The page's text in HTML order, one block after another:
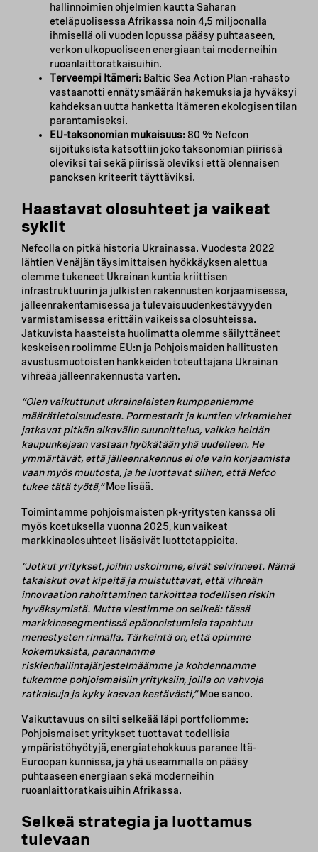
hallinnoimien ohjelmien kautta Saharan
eteläpuolisessa Afrikassa noin 4,5 miljoonalla
ihmisellä oli vuoden lopussa pääsy puhtaaseen,
verkon ulkopuoliseen energiaan tai moderneihin
ruoanlaittoratkaisuihin.
Terveempi Itämeri: Baltic Sea Action Plan -rahasto
vastaanotti ennätysmäärän hakemuksia ja hyväksyi
kahdeksan uutta hanketta Itämeren ekologisen tilan
parantamiseksi.
EU-taksonomian mukaisuus: 80 % Nefcon
sijoituksista katsottiin joko taksonomian piirissä
oleviksi tai sekä piirissä oleviksi että olennaisen
panoksen kriteerit täyttäviksi.
Haastavat olosuhteet ja vaikeat
syklit
Nefcolla on pitkä historia Ukrainassa. Vuodesta 2022
lähtien Venäjän täysimittaisen hyökkäyksen alettua
olemme tukeneet Ukrainan kuntia kriittisen
infrastruktuurin ja julkisten rakennusten korjaamisessa,
jälleenrakentamisessa ja tulevaisuudenkestävyyden
varmistamisessa erittäin vaikeissa olosuhteissa.
Jatkuvista haasteista huolimatta olemme säilyttäneet
keskeisen roolimme EU:n ja Pohjoismaiden hallitusten
avustusmuotoisten hankkeiden toteuttajana Ukrainan
vihreää jälleenrakennusta varten.
“Olen vaikuttunut ukrainalaisten kumppaniemme
määrätietoisuudesta. Pormestarit ja kuntien virkamiehet
jatkavat pitkän aikavälin suunnittelua, vaikka heidän
kaupunkejaan vastaan hyökätään yhä uudelleen. He
ymmärtävät, että jälleenrakennus ei ole vain korjaamista
vaan myös muutosta, ja he luottavat siihen, että Nefco
tukee tätä työtä,”Moe lisää.
Toimintamme pohjoismaisten pk-yritysten kanssa oli
myös koetuksella vuonna 2025, kun vaikeat
markkinaolosuhteet lisäsivät luottotappioita.
“Jotkut yritykset, joihin uskoimme, eivät selvinneet. Nämä
takaiskut ovat kipeitä ja muistuttavat, että vihreän
innovaation rahoittaminen tarkoittaa todellisen riskin
hyväksymistä. Mutta viestimme on selkeä: tässä
markkinasegmentissä epäonnistumisia tapahtuu
menestysten rinnalla. Tärkeintä on, että opimme
kokemuksista, parannamme
riskienhallintajärjestelmäämme ja kohdennamme
tukemme pohjoismaisiin yrityksiin, joilla on vahvoja
ratkaisuja ja kyky kasvaa kestävästi,”Moe sanoo.
Vaikuttavuus on silti selkeää läpi portfoliomme:
Pohjoismaiset yritykset tuottavat todellisia
ympäristöhyötyjä, energiatehokkuus paranee Itä-
Euroopan kunnissa, ja yhä useammalla on pääsy
puhtaaseen energiaan sekä moderneihin
ruoanlaittoratkaisuihin Afrikassa.
Selkeä strategia ja luottamus
tulevaan